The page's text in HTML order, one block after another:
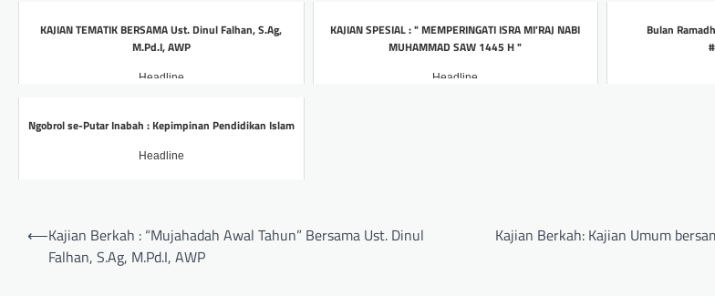
KAJIAN TEMATIK BERSAMA Ust. Dinul Falhan, S.Ag,
M.Pd.I, AWP
Headline
KAJIAN SPESIAL : " MEMPERINGATI ISRA MI'RAJ NABI
MUHAMMAD SAW 1445 H "
Headline
Bulan
Ngobrol se-Putar Inabah : Kepimpinan Pendidikan Islam
Headline
Post
navigation
⟵Kajian Berkah : “Mujahadah Awal Tahun” Bersama Ust. Dinul
Falhan, S.Ag, M.Pd.I, AWP
Kajian Berkah: Kajian Umum